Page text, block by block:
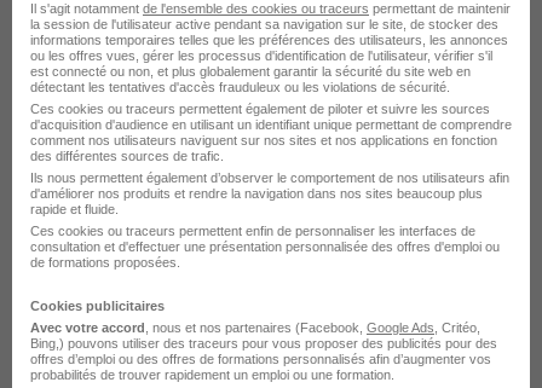
Charge de Planification H/F
Menway Emploi
La Chapelle-sur-Erdre - 44
12,31 - 14 € / heure
Travail de jour
Voir l’offre
il y a 29 jours
Il s'agit notamment de l'ensemble des cookies ou traceurs permettant de maintenir
la session de l'utilisateur active pendant sa navigation sur le site, de stocker des
informations temporaires telles que les préférences des utilisateurs, les annonces
ou les offres vues, gérer les processus d'identification de l'utilisateur, vérifier s'il
est connecté ou non, et plus globalement garantir la sécurité du site web en
détectant les tentatives d'accès frauduleux ou les violations de sécurité.
Ces cookies ou traceurs permettent également de piloter et suivre les sources
d'acquisition d'audience en utilisant un identifiant unique permettant de comprendre
comment nos utilisateurs naviguent sur nos sites et nos applications en fonction
des différentes sources de trafic.
Ils nous permettent également d’observer le comportement de nos utilisateurs afin
d'améliorer nos produits et rendre la navigation dans nos sites beaucoup plus
rapide et fluide.
Ces cookies ou traceurs permettent enfin de personnaliser les interfaces de
consultation et d'effectuer une présentation personnalisée des offres d'emploi ou
de formations proposées.
Cookies publicitaires
Avec votre accord , nous et nos partenaires (Facebook, Google Ads , Critéo,
Bing,) pouvons utiliser des traceurs pour vous proposer des publicités pour des
offres d’emploi ou des offres de formations personnalisés afin d’augmenter vos
probabilités de trouver rapidement un emploi ou une formation.